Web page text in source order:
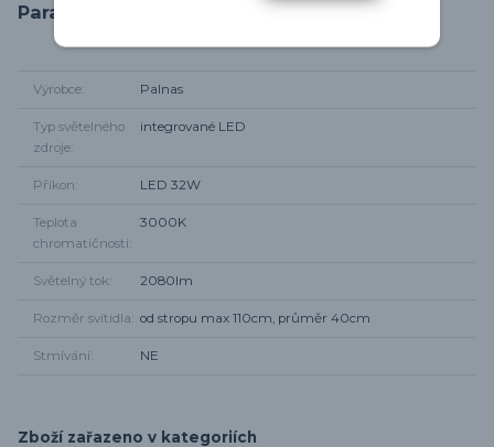
Parametry
Výrobce Palnas
Typ světelného
zdroje
integrované LED
Příkon LED 32W
Teplota
chromatičnosti
3000K
Světelný tok 2080lm
Rozměr svítidla od stropu max 110cm, průměr 40cm
Stmívání NE
Zboží zařazeno v kategoriích